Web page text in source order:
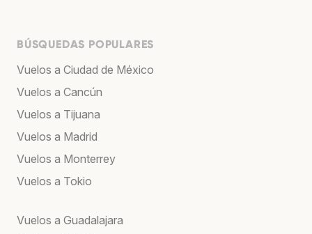
BÚSQUEDAS POPULARES
Vuelos a Ciudad de México
Vuelos a Cancún
Vuelos a Tijuana
Vuelos a Madrid
Vuelos a Monterrey
Vuelos a Tokio
Vuelos a Guadalajara